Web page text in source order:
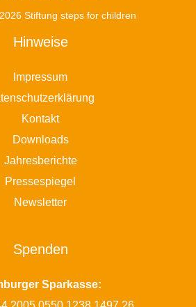
Stiftung steps for children
Hinweise
Impressum
Kontakt
Downloads
Jahresberichte
Pressespiegel
Newsletter
Spenden
Sparkasse: